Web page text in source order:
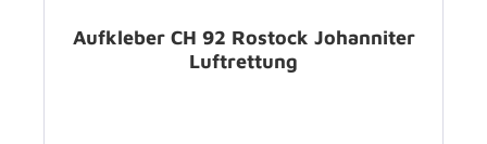
Aufkleber CH 92 Rostock Johanniter
Luftrettung